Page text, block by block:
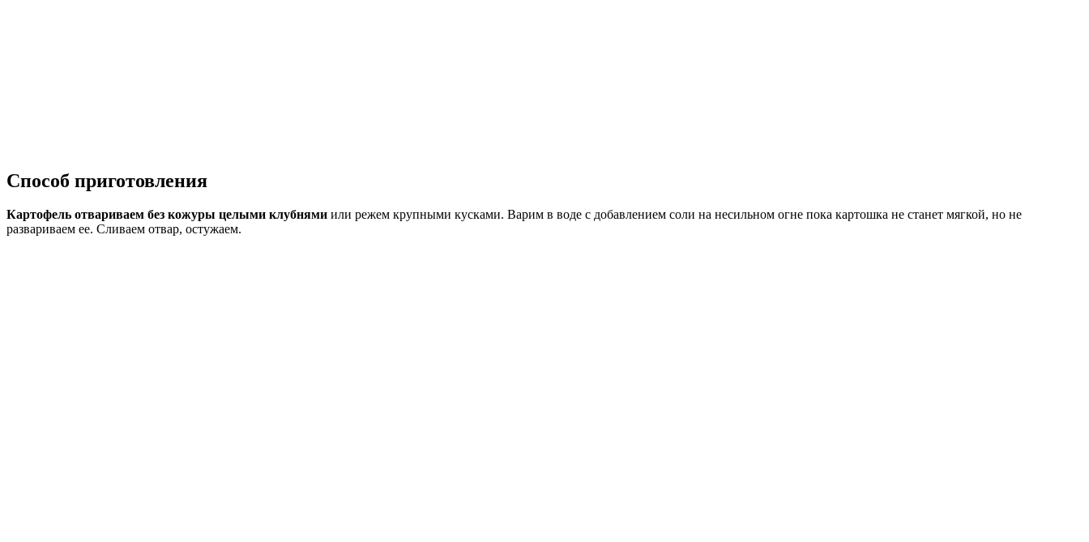
Способ приготовления
Картофель отвариваем без кожуры целыми клубнями или режем крупными кусками. Варим в воде с добавлением соли на несильном огне пока картошка не станет мягкой, но не
развариваем ее. Сливаем отвар, остужаем.